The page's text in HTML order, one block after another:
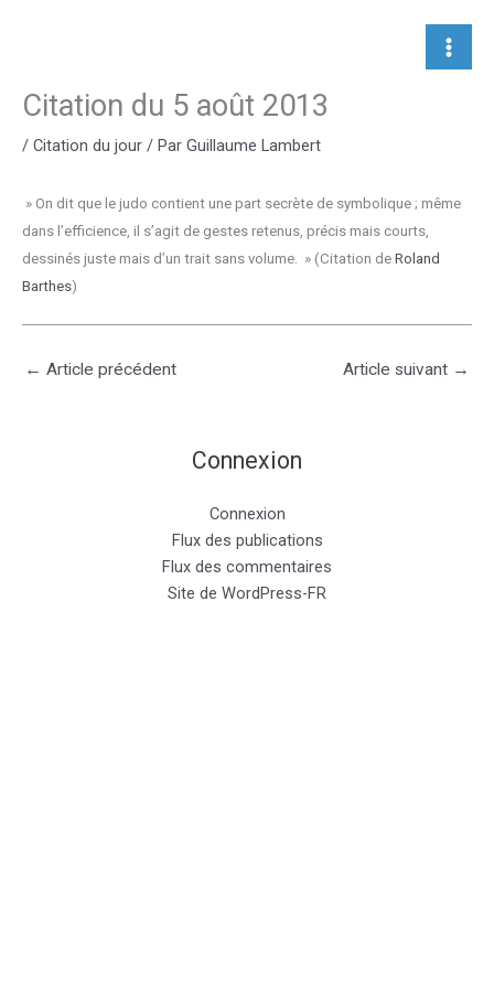
Citation du 5 août 2013
/ Citation du jour / Par Guillaume Lambert
» On dit que le judo contient une part secrète de symbolique ; même
dans l’efficience, il s’agit de gestes retenus, précis mais courts,
dessinés juste mais d’un trait sans volume. » (Citation de Roland
Barthes)
← Article précédent Article suivant →
Connexion
Connexion
Flux des publications
Flux des commentaires
Site de WordPress-FR